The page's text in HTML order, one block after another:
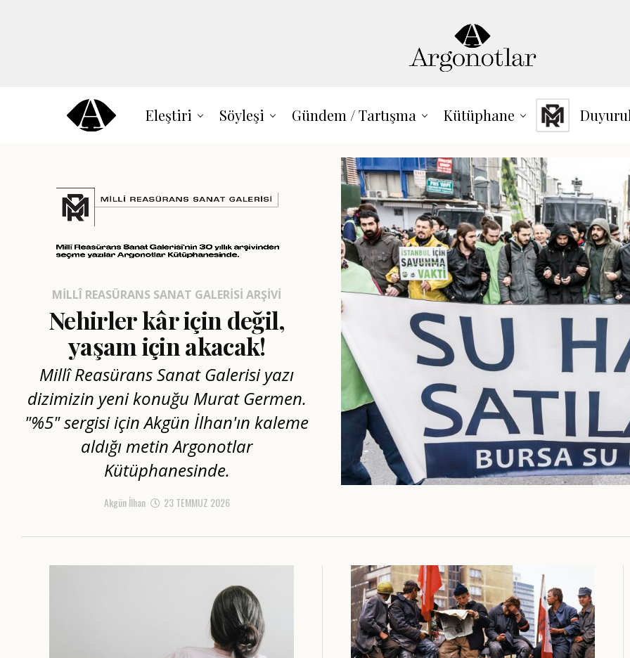
Eleştiri Söyleşi Gündem / Tartışma Kütüphane
MILLÎ REASÜRANS SANAT GALERISI ARŞIVI
Nehirler kâr için değil,
yaşam için akacak!
Millî Reasürans Sanat Galerisi yazı
dizimizin yeni konuğu Murat Germen.
"%5" sergisi için Akgün İlhan'ın kaleme
aldığı metin Argonotlar
Kütüphanesinde.
Akgün İlhan 23 TEMMUZ 2026